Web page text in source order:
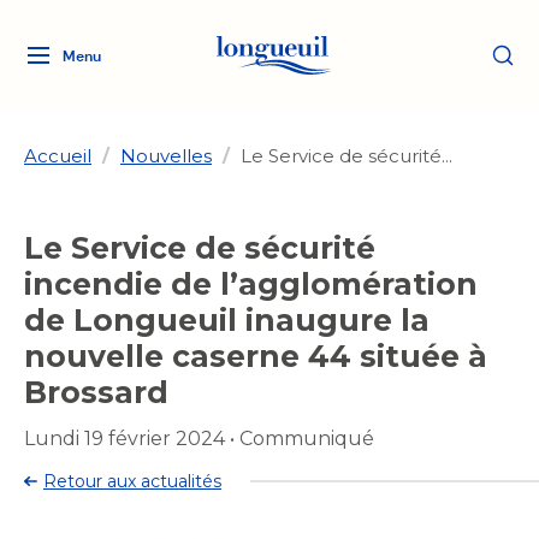
Menu
Logo
Ville
lien
vers
l'accueil
Ma ville, ma propriété
Aménagement et urbanisme
Aménagement et urbanisme
Rôle d'évaluation
Rôle d'évaluation
Taxes
Taxes
Loisirs et culture
Arts et culture
Arts et culture
Bibliothèques
Développement social
Services de proximité
Déneigement
Transition socioécologique
et mobilité
Quoi faire à Longueuil
Activités artistiques et
culturelles
Accueil / Nouvelles / Le Service de sécurité...
Le Service de sécurité
incendie de l’agglomération
de Longueuil inaugure la
nouvelle caserne 44 située à
Brossard
Lundi 19 février 2024 • Communiqué
Retour aux actualités